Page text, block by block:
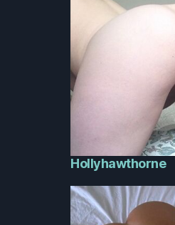
Hollyhawthorne